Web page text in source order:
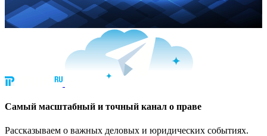
Cамый масштабный и точный канал о праве
Рассказываем о важных деловых и юридических событиях.